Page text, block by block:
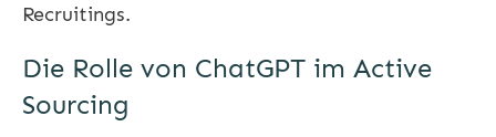
Recruitings.
Die Rolle von ChatGPT im Active
Sourcing